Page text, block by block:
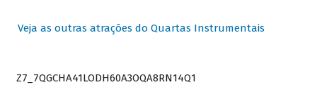
Veja as outras atrações do Quartas Instrumentais
Z7_7QGCHA41LODH60A3OQA8RN14Q1